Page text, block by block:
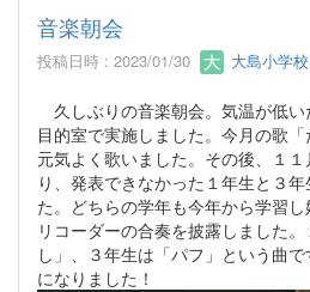
音楽朝会
投稿日時 : 2023/01/30 大島小学
久しぶりの音楽朝会。気温が低
目的室で実施しました。今月の歌
元気よく歌いました。その後、１
り、発表できなかった１年生と３
た。どちらの学年も今年から学習
リコーダーの合奏を披露しました
し」、３年生は「パフ」という曲
になりました！